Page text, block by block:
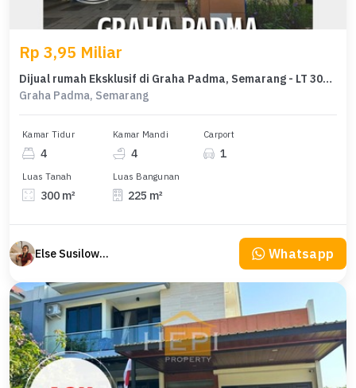
Rp 3,95 Miliar
Dijual rumah Eksklusif di Graha Padma, Semarang - LT 300m²
Graha Padma, Semarang
Kamar Tidur
4
Kamar Mandi
4
Carport
1
Luas Tanah
300 m²
Luas Bangunan
225 m²
Else Susilowaty Whatsapp